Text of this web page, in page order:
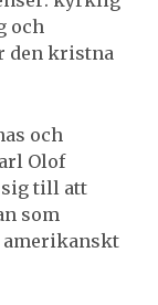
och
den kristna
och
Olof
sig till att
som
amerikanskt